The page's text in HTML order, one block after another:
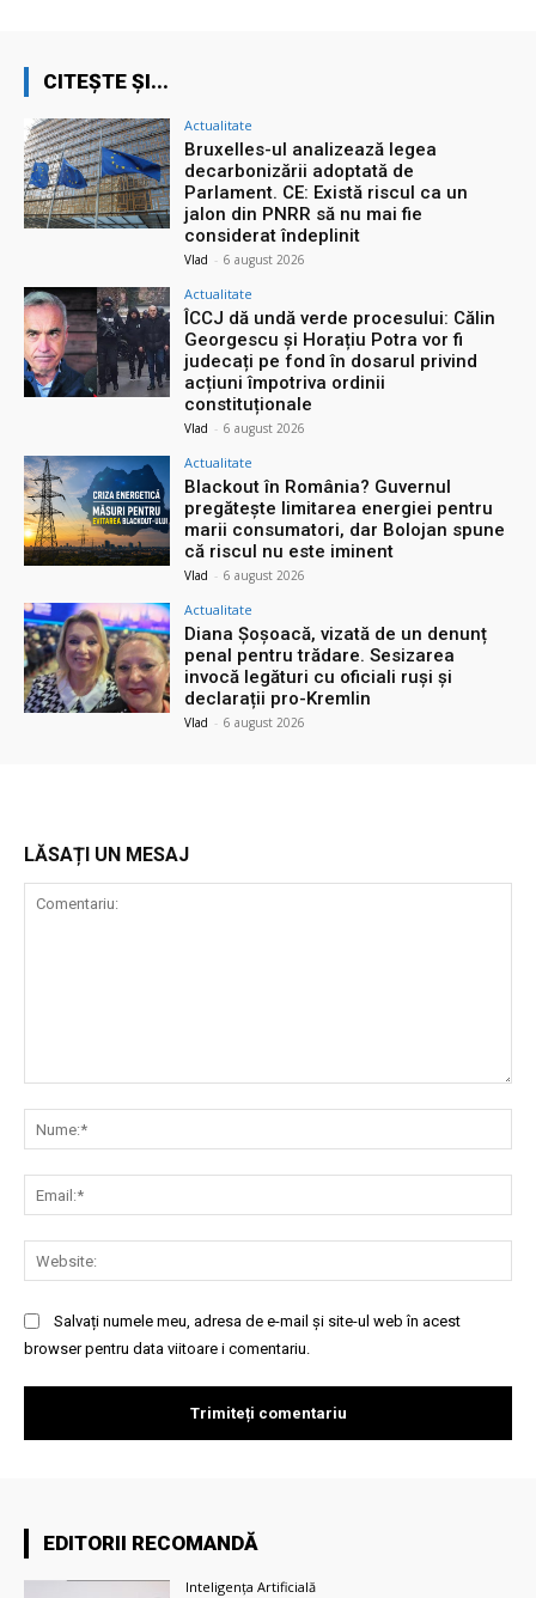
CITEȘTE ȘI...
Actualitate
Bruxelles-ul analizează legea
decarbonizării adoptată de
Parlament. CE: Există riscul ca un
jalon din PNRR să nu mai fie
considerat îndeplinit
Vlad - 6 august 2026
Actualitate
ÎCCJ dă undă verde procesului: Călin
Georgescu și Horațiu Potra vor fi
judecați pe fond în dosarul privind
acțiuni împotriva ordinii
constituționale
Vlad - 6 august 2026
Actualitate
Blackout în România? Guvernul
pregătește limitarea energiei pentru
marii consumatori, dar Bolojan spune
că riscul nu este iminent
Vlad - 6 august 2026
Actualitate
Diana Șoșoacă, vizată de un denunț
penal pentru trădare. Sesizarea
invocă legături cu oficiali ruși și
declarații pro-Kremlin
Vlad - 6 august 2026
LĂSAȚI UN MESAJ
Salvați numele meu, adresa de e-mail și site-ul web în acest
browser pentru data viitoare i comentariu.
EDITORII RECOMANDĂ
Inteligența Artificială